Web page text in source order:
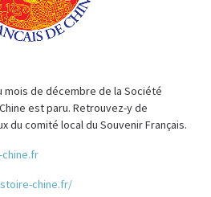
mois de décembre de la Société
est paru. Retrouvez-y de
du comité local du Souvenir Français.
chine.fr/